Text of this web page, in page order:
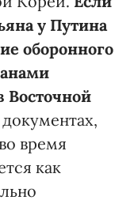
у Путина
оборонного
Восточной
время
как